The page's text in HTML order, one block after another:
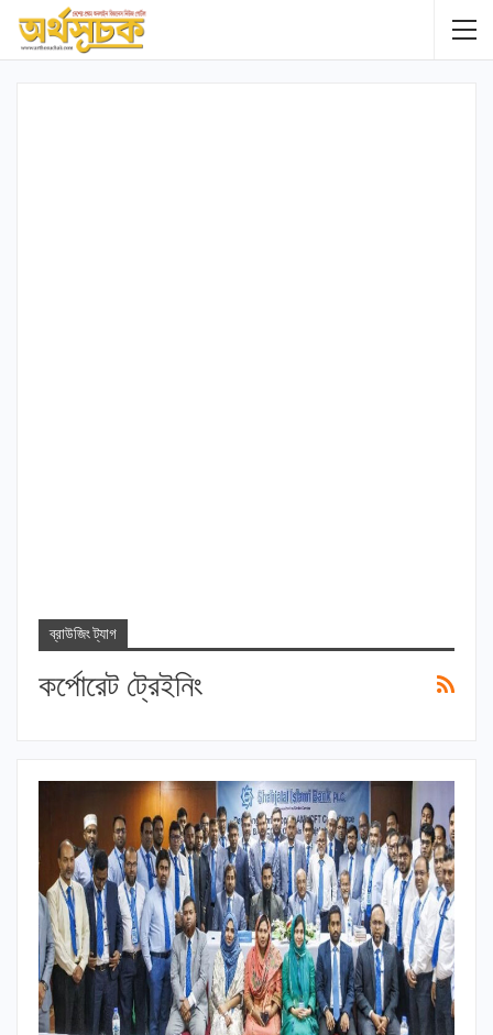
ব্রাউজিং ট্যাগ
কর্পোরেট ট্রেইনিং